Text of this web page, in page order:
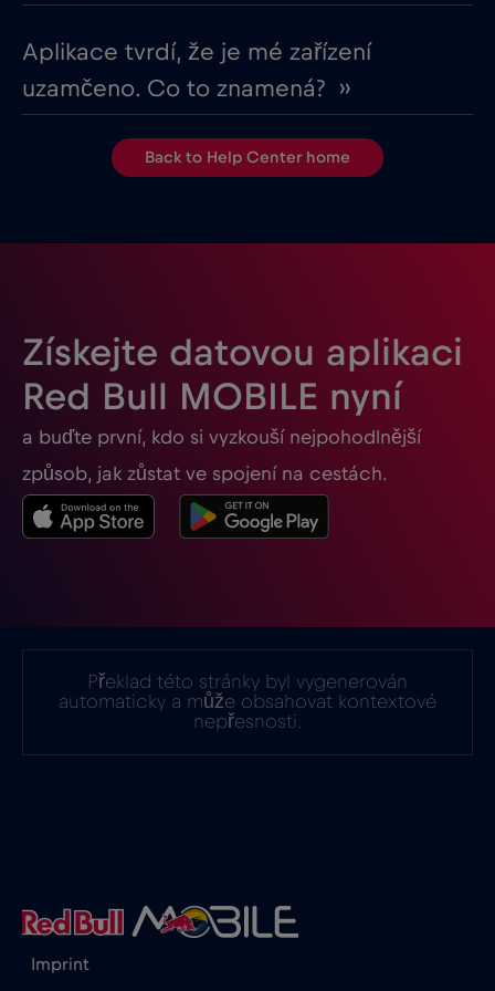
Aplikace tvrdí, že je mé zařízení
uzamčeno. Co to znamená? ››
Back to Help Center home
Získejte datovou aplikaci
Red Bull MOBILE nyní
a buďte první, kdo si vyzkouší nejpohodlnější
způsob, jak zůstat ve spojení na cestách.
Překlad této stránky byl vygenerován
automaticky a může obsahovat kontextové
nepřesnosti.
Imprint